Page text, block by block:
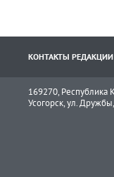
КОНТАКТЫ РЕДАКЦИИ
169270, Республика
Усогорск, ул.